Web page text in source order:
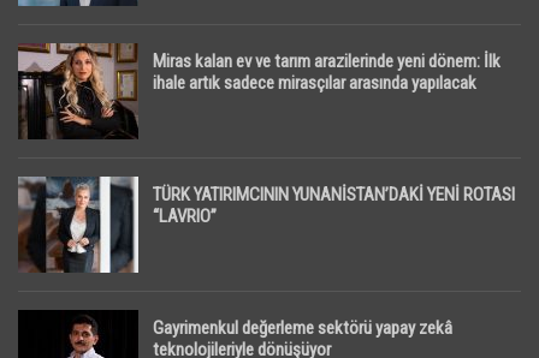
Miras kalan ev ve tarım arazilerinde yeni dönem: İlk
ihale artık sadece mirasçılar arasında yapılacak
TÜRK YATIRIMCININ YUNANİSTAN’DAKİ YENİ ROTASI
“LAVRIO”
Gayrimenkul değerleme sektörü yapay zekâ
teknolojileriyle dönüşüyor